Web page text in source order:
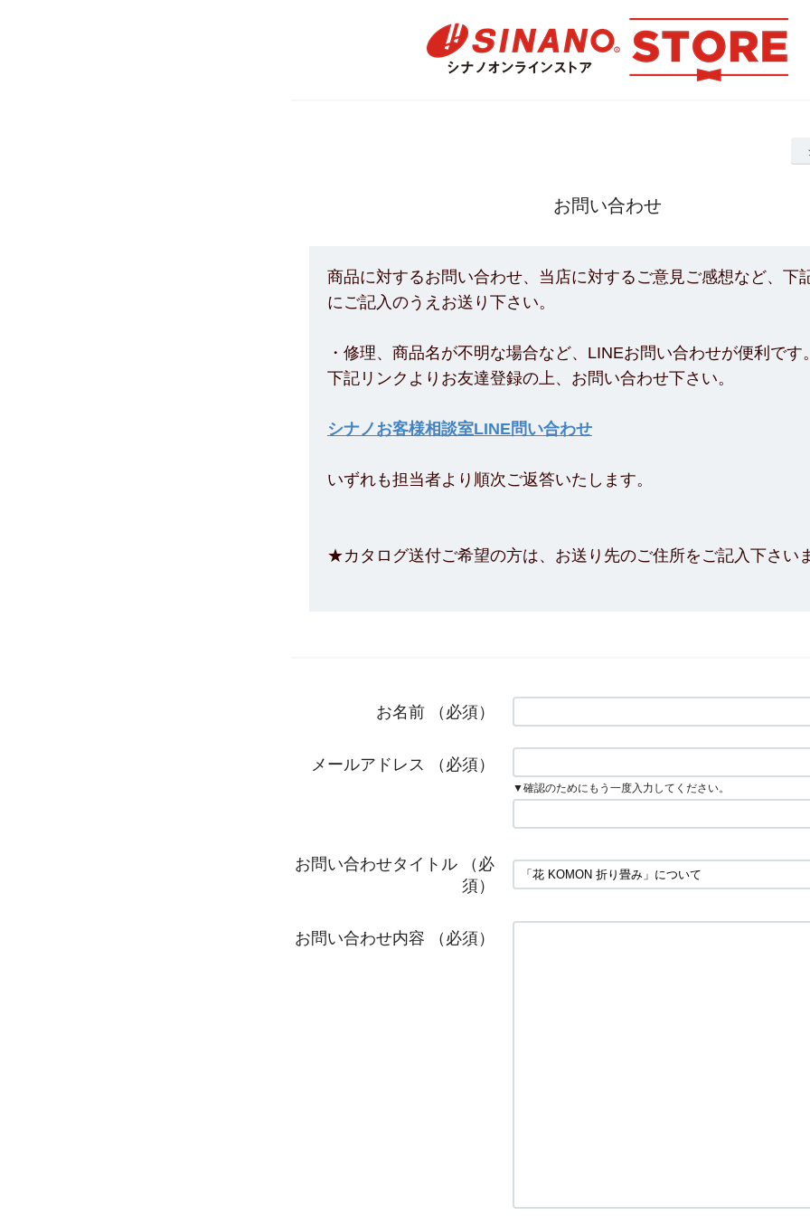
お問い合わせ
商品に対するお問い合わせ、当店に対するご意見ご感想など、下
にご記入のうえお送り下さい。
・修理、商品名が不明な場合など、LINEお問い合わせが便利です
下記リンクよりお友達登録の上、お問い合わせ下さい。
シナノお客様相談室LINE問い合わせ
いずれも担当者より順次ご返答いたします。
★カタログ送付ご希望の方は、お送り先のご住所をご記入下さい
お名前 （必須）
メールアドレス （必須）
▼確認のためにもう一度入力してください。
お問い合わせタイトル
（必
須）
お問い合わせ内容 （必須）